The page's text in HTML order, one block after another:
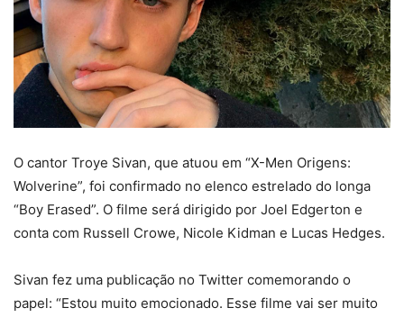
O cantor Troye Sivan, que atuou em “X-Men Origens:
Wolverine”, foi confirmado no elenco estrelado do longa
“Boy Erased”. O filme será dirigido por Joel Edgerton e
conta com Russell Crowe, Nicole Kidman e Lucas Hedges.
Sivan fez uma publicação no Twitter comemorando o
papel: “Estou muito emocionado. Esse filme vai ser muito